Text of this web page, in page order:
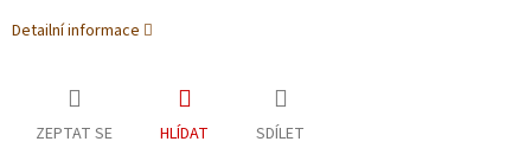
Detailní informace
ZEPTAT SE HLÍDAT SDÍLET